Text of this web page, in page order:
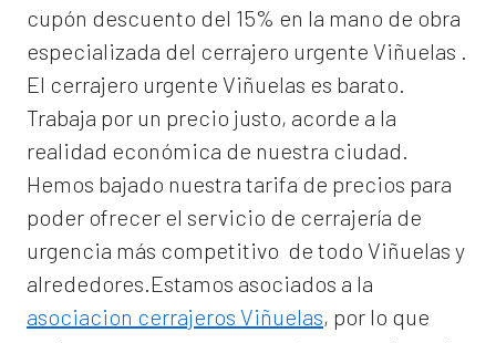
cupón descuento del 15% en la mano de obra
especializada del cerrajero urgente Viñuelas .
El cerrajero urgente Viñuelas es barato.
Trabaja por un precio justo, acorde a la
realidad económica de nuestra ciudad.
Hemos bajado nuestra tarifa de precios para
poder ofrecer el servicio de cerrajería de
urgencia más competitivo de todo Viñuelas y
alrededores.Estamos asociados a la
asociacion cerrajeros Viñuelas, por lo que